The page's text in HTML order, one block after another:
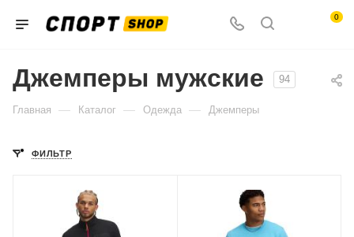
0
Джемперы мужские 94
Главная — Каталог — Одежда — Джемперы
ФИЛЬТР